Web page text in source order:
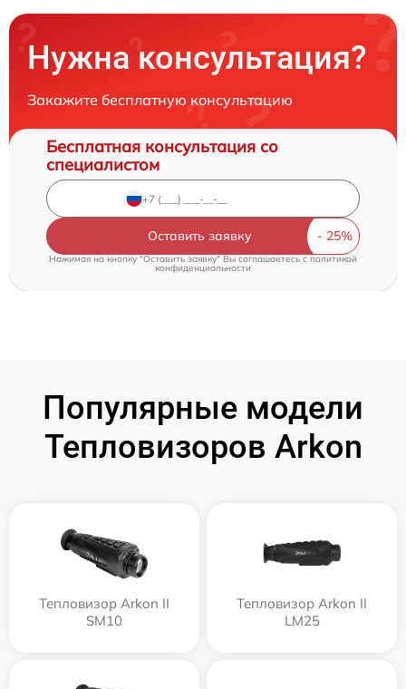
Нужна консультация?
Закажите бесплатную консультацию
Бесплатная консультация со
специалистом
Оставить заявку
Нажимая на кнопку "Оставить заявку" Вы соглашаетесь c политикой
конфиденциальности
Популярные модели
Тепловизоров Arkon
Тепловизор Arkon II
SM10
Тепловизор Arkon II
LM25